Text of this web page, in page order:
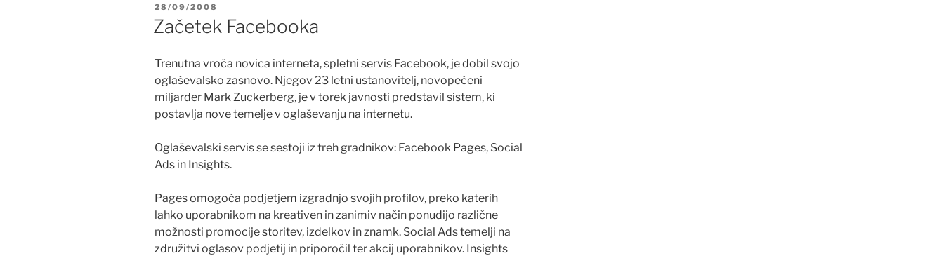
POSTED
ON
28/09/2008
Začetek Facebooka
Trenutna vroča novica interneta, spletni servis Facebook, je dobil svojo
oglaševalsko zasnovo. Njegov 23 letni ustanovitelj, novopečeni
miljarder Mark Zuckerberg, je v torek javnosti predstavil sistem, ki
postavlja nove temelje v oglaševanju na internetu.
Oglaševalski servis se sestoji iz treh gradnikov: Facebook Pages, Social
Ads in Insights.
Pages omogoča podjetjem izgradnjo svojih profilov, preko katerih
lahko uporabnikom na kreativen in zanimiv način ponudijo različne
možnosti promocije storitev, izdelkov in znamk. Social Ads temelji na
združitvi oglasov podjetij in priporočil ter akcij uporabnikov. Insights